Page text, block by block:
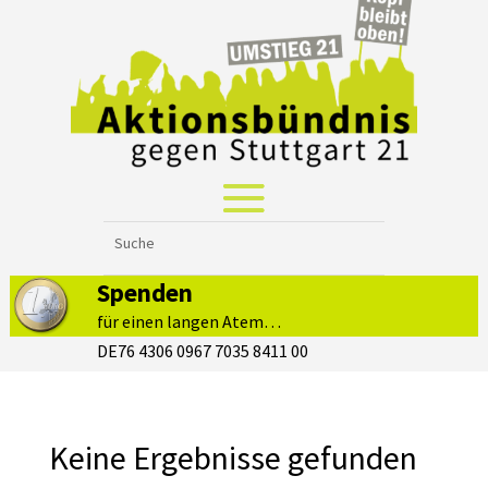
Spenden
für einen langen Atem…
DE76 4306 0967 7035 8411 00
Keine Ergebnisse gefunden